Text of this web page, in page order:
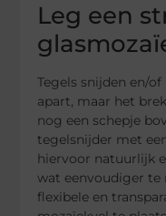
Leg een
Tegels snijden en/
apart, maar het
nog een schepje
tegelsnijder met
hiervoor natuurlijk
wat eenvoudiger te
flexibele en